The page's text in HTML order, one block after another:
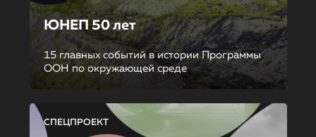
ЮНЕП 50 лет
15 главных событий в истории Программы
ООН по окружающей среде
СПЕЦПРОЕКТ